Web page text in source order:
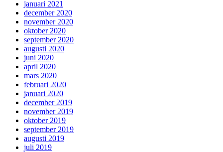
januari 2021
december 2020
november 2020
oktober 2020
september 2020
augusti 2020
juni 2020
april 2020
mars 2020
februari 2020
januari 2020
december 2019
november 2019
oktober 2019
september 2019
augusti 2019
juli 2019